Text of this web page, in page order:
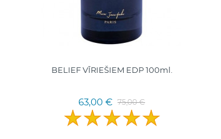
BELIEF VĪRIEŠIEM EDP 100ml.
63,00 € 75,00 €